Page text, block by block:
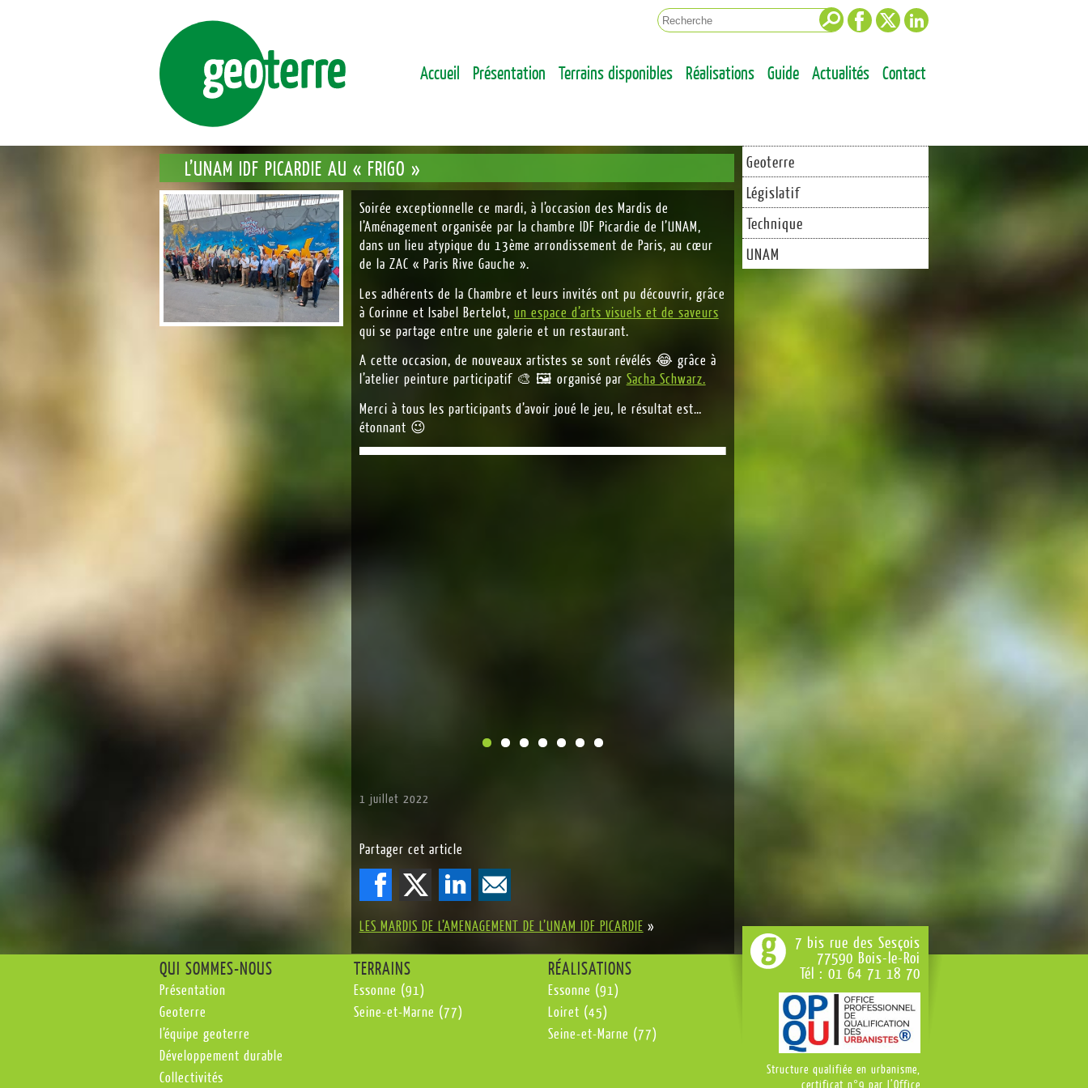
Facebook
Twitter
ENSEMBLE, FAÇONNONS DURABLEMENT LA VILLE DE DEMAIN
Accueil Présentation Terrains disponibles Réalisations Guide Actualités Contact
L’UNAM IDF PICARDIE AU « FRIGO »
Soirée exceptionnelle ce mardi, à l’occasion des Mardis de
l’Aménagement organisée par la chambre IDF Picardie de l’UNAM,
dans un lieu atypique du 13ème arrondissement de Paris, au cœur
de la ZAC « Paris Rive Gauche ».
Les adhérents de la Chambre et leurs invités ont pu découvrir, grâce
à Corinne et Isabel Bertelot, un espace d’arts visuels et de saveurs
qui se partage entre une galerie et un restaurant.
A cette occasion, de nouveaux artistes se sont révélés 😂 grâce à
l’atelier peinture participatif 🎨 🖼 organisé par Sacha Schwarz.
Merci à tous les participants d’avoir joué le jeu, le résultat est…
étonnant 😉
1 juillet 2022
Partager cet article
LES MARDIS DE L’AMENAGEMENT DE L’UNAM IDF PICARDIE »
Geoterre
Législatif
Technique
UNAM
QUI SOMMES-NOUS
Présentation
Geoterre
l’équipe geoterre
Développement durable
Collectivités
TERRAINS
Essonne (91)
Seine-et-Marne (77)
RÉALISATIONS
Essonne (91)
Loiret (45)
Seine-et-Marne (77)
7 bis rue des Sesçois
77590 Bois-le-Roi
Tél : 01 64 71 18 70
Structure qualifiée en urbanisme,
certificat n°9 par l’Office